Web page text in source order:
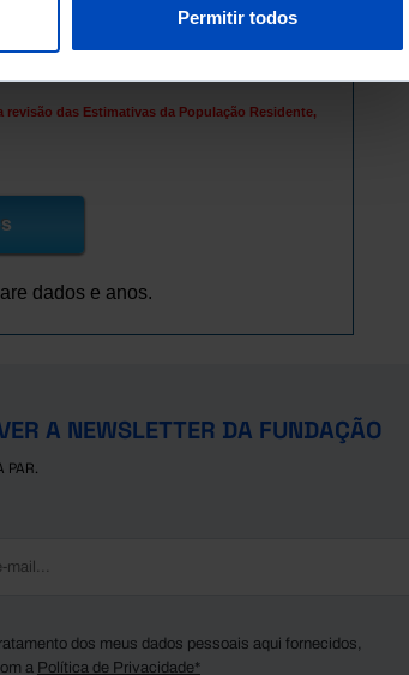
Permitir todos
das Estimativas da População Residente,
dados e anos.
A NEWSLETTER DA FUNDAÇÃO
PAR.
dos meus dados pessoais aqui fornecidos,
a Política de Privacidade*